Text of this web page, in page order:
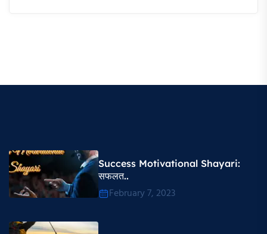
Success Motivational Shayari​:
सफलत..
February 7, 2023